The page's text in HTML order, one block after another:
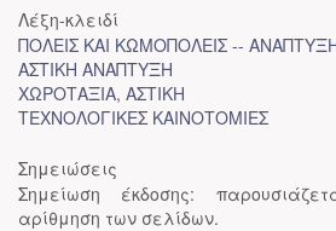
Λέξη-κλειδί
ΠΟΛΕΙΣ ΚΑΙ ΚΩΜΟΠΟΛΕΙΣ --
ΑΣΤΙΚΗ ΑΝΑΠΤΥΞΗ
ΧΩΡΟΤΑΞΙΑ, ΑΣΤΙΚΗ
ΤΕΧΝΟΛΟΓΙΚΕΣ ΚΑΙΝΟΤΟΜΙΕΣ
Σημειώσεις
Σημείωση έκδοσης:
αρίθμηση των σελίδων.